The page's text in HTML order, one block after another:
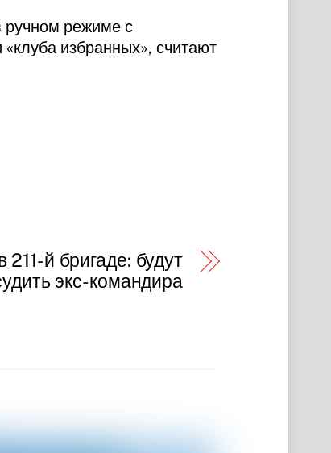
режиме с
избранных», считают
211-й бригаде: будут
экс-командира